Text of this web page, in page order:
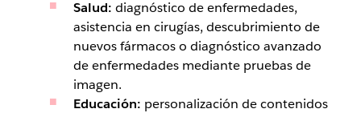
Salud: diagnóstico de enfermedades,
asistencia en cirugías, descubrimiento de
nuevos fármacos o diagnóstico avanzado
de enfermedades mediante pruebas de
imagen.
Educación: personalización de contenidos